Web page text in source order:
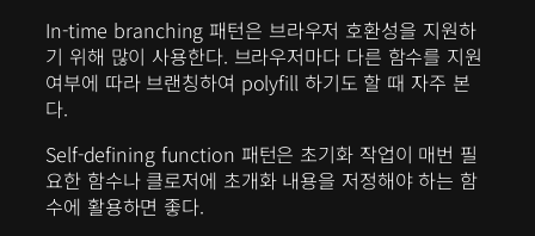
In-time branching 패턴은 브라우저 호환성을 지원하
기 위해 많이 사용한다. 브라우저마다 다른 함수를 지원
여부에 따라 브랜칭하여 polyfill 하기도 할 때 자주 본
다.
Self-defining function 패턴은 초기화 작업이 매번 필
요한 함수나 클로저에 초개화 내용을 저정해야 하는 함
수에 활용하면 좋다.